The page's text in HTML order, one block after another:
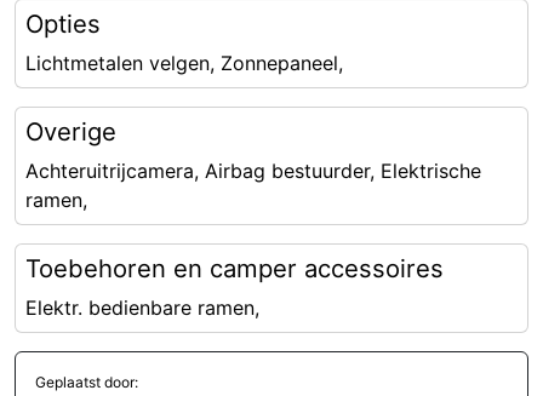
Opties
Lichtmetalen velgen, Zonnepaneel,
Overige
Achteruitrijcamera, Airbag bestuurder, Elektrische
ramen,
Toebehoren en camper accessoires
Elektr. bedienbare ramen,
Geplaatst door: